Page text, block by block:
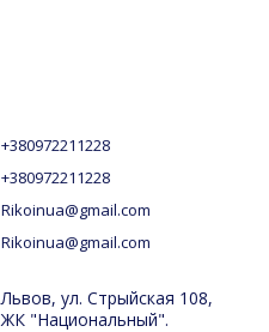
+380972211228
+380972211228
Rikoinua@gmail.com
Rikoinua@gmail.com
Львов, ул. Стрыйская 108,
ЖК "Национальный".